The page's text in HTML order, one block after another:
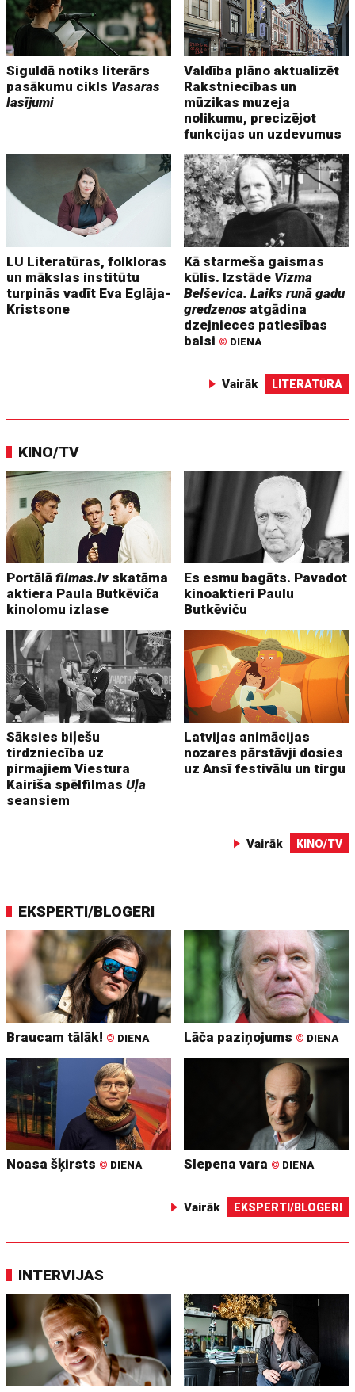
Siguldā notiks literārs
pasākumu cikls Vasaras
lasījumi
Valdība plāno aktualizēt
Rakstniecības un
mūzikas muzeja
nolikumu, precizējot
funkcijas un uzdevumus
LU Literatūras, folkloras
un mākslas institūtu
turpinās vadīt Eva Eglāja-
Kristsone
Kā starmeša gaismas
kūlis. Izstāde Vizma
Belševica. Laiks runā gadu
gredzenos atgādina
dzejnieces patiesības
balsi © DIENA
Vairāk LITERATŪRA
KINO/TV
Portālāfilmas.lv skatāma
aktiera Paula Butkēviča
kinolomu izlase
Es esmu bagāts. Pavadot
kinoaktieri Paulu
Butkēviču
Sāksies biļešu
tirdzniecība uz
pirmajiem Viestura
Kairiša spēlfilmasUļa
seansiem
Latvijas animācijas
nozares pārstāvji dosies
uz Ansī festivālu un tirgu
Vairāk KINO/TV
EKSPERTI/BLOGERI
Braucam tālāk! © DIENA Lāča paziņojums © DIENA
Noasa šķirsts © DIENA Slepena vara © DIENA
Vairāk EKSPERTI/BLOGERI
INTERVIJAS